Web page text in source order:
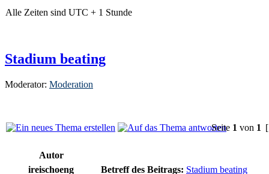
Alle Zeiten sind UTC + 1 Stunde
Stadium beating
Moderator: Moderation
Seite 1 von 1
Autor
ireischoeng
Betreff des Beitrags: Stadium beating